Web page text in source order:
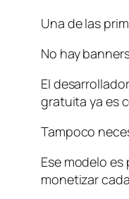
Una de las
No hay
El
gratuita ya es
Tampoco
Ese modelo
monetizar